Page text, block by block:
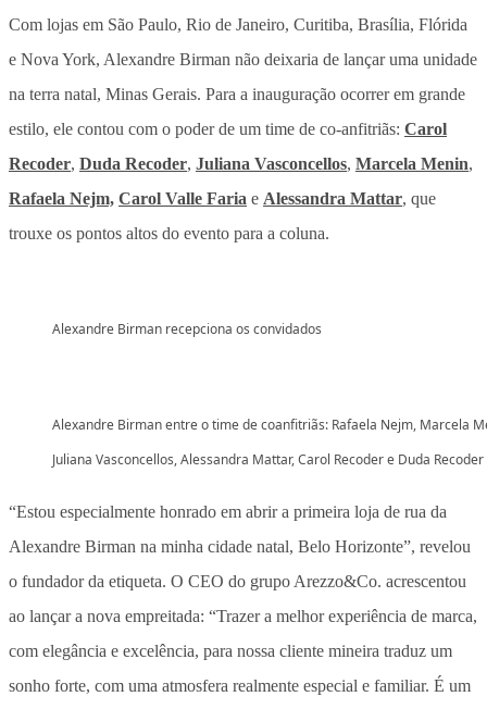
Com lojas em São Paulo, Rio de Janeiro, Curitiba, Brasília, Flórida
e Nova York, Alexandre Birman não deixaria de lançar uma unidade
na terra natal, Minas Gerais. Para a inauguração ocorrer em grande
estilo, ele contou com o poder de um time de co-anfitriãs: Carol
Recoder, Duda Recoder, Juliana Vasconcellos, Marcela Menin,
Rafaela Nejm, Carol Valle Faria e Alessandra Mattar, que
trouxe os pontos altos do evento para a coluna.
Alexandre Birman recepciona os convidados
Alexandre Birman entre o time de coanfitriãs: Rafaela Nejm, Marcela
Juliana Vasconcellos, Alessandra Mattar, Carol Recoder e Duda Recoder
“Estou especialmente honrado em abrir a primeira loja de rua da
Alexandre Birman na minha cidade natal, Belo Horizonte”, revelou
o fundador da etiqueta. O CEO do grupo Arezzo&Co. acrescentou
ao lançar a nova empreitada: “Trazer a melhor experiência de marca,
com elegância e excelência, para nossa cliente mineira traduz um
sonho forte, com uma atmosfera realmente especial e familiar. É um